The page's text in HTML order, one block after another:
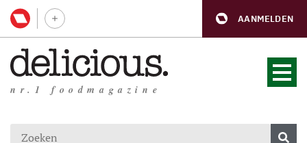
AANMELDEN
nr.1 foodmagazine